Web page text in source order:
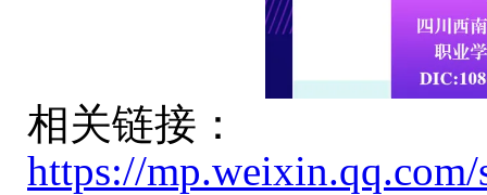
相关链接：
https://